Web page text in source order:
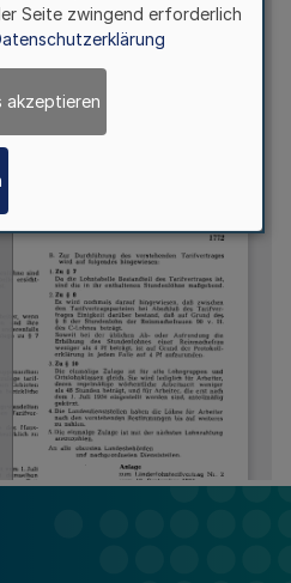
Seite zwingend erforderlich
akzeptieren